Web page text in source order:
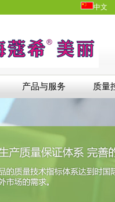
中文
产品与服务 质量